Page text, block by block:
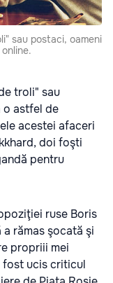
sau postaci, oameni
troli" sau
o astfel de
acestei afaceri
doi foşti
pentru
ruse Boris
rămas şocată şi
propriii mei
fost ucis criticul